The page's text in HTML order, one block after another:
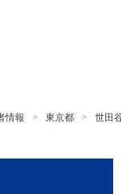
情報 東京都 世田